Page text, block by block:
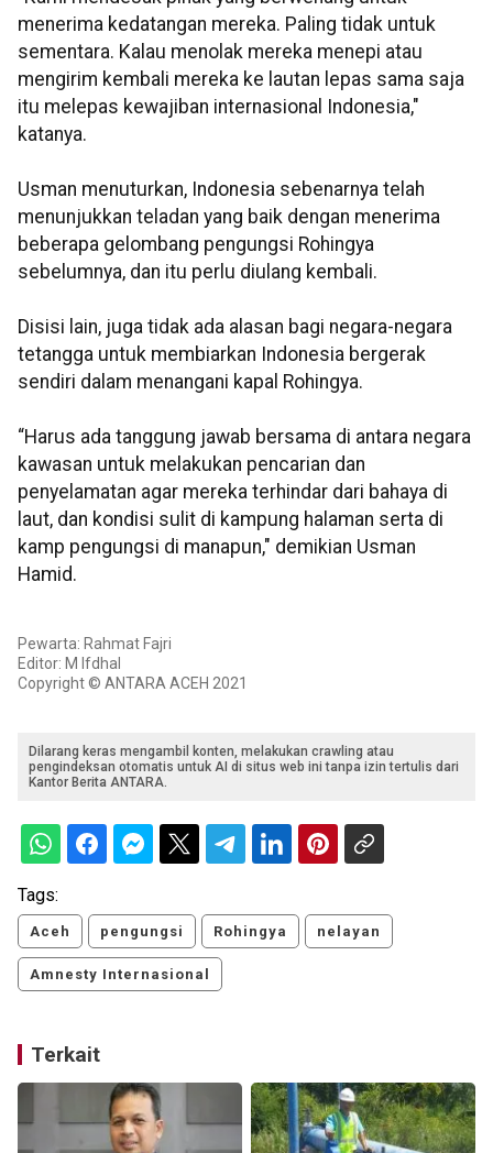
menerima kedatangan mereka. Paling tidak untuk
sementara. Kalau menolak mereka menepi atau
mengirim kembali mereka ke lautan lepas sama saja
itu melepas kewajiban internasional Indonesia,"
katanya.
Usman menuturkan, Indonesia sebenarnya telah
menunjukkan teladan yang baik dengan menerima
beberapa gelombang pengungsi Rohingya
sebelumnya, dan itu perlu diulang kembali.
Disisi lain, juga tidak ada alasan bagi negara-negara
tetangga untuk membiarkan Indonesia bergerak
sendiri dalam menangani kapal Rohingya.
“Harus ada tanggung jawab bersama di antara negara
kawasan untuk melakukan pencarian dan
penyelamatan agar mereka terhindar dari bahaya di
laut, dan kondisi sulit di kampung halaman serta di
kamp pengungsi di manapun," demikian Usman
Hamid.
Pewarta: Rahmat Fajri
Editor: M Ifdhal
Copyright © ANTARA ACEH 2021
Dilarang keras mengambil konten, melakukan crawling atau
pengindeksan otomatis untuk AI di situs web ini tanpa izin tertulis dari
Kantor Berita ANTARA.
Tags:
Aceh pengungsi Rohingya nelayan
Amnesty Internasional
Terkait